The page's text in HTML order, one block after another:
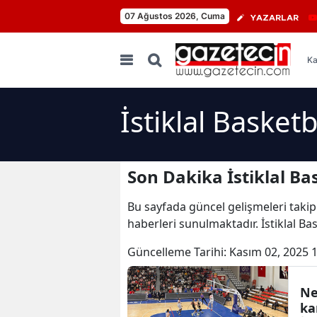
07 Ağustos 2026, Cuma YAZARLAR
İstiklal
Son Dakika İstiklal
Bu sayfada güncel gelişmeleri
haberleri sunulmaktadır. İstiklal
Güncelleme Tarihi: Kasım 02, 2025